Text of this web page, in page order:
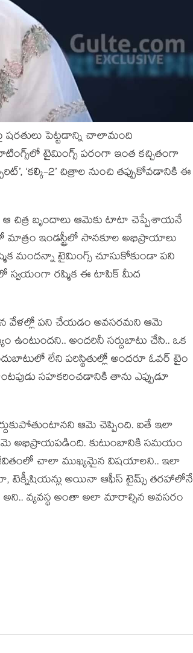
పెట్టడాన్ని చాలామంది
టైమింగ్స్ పరంగా ఇంత కచ్చితంగా
‘కల్కి-2’ చిత్రాల నుంచి తప్పుకోవడానికి ఈ
చిత్ర బృందాలు ఆమెకు టాటా చెప్పేశాయనే
ఇండస్ట్రీలో సానకూల అభిప్రాయాలు
మంద‌న్నా టైమింగ్స్ చూసుకోకుండా పని
స్వ‌యంగా రష్మిక ఈ టాపిక్ మీద
వేళల్లో పని చేయడం అవసరమని ఆమె
అందరినీ సర్దుబాటు చేసి.. ఒక
లేని పరిస్థితుల్లో అందరూ ఓవర్ టైం
సహకరించడానికి తాను ఎప్పుడూ
ఆమె చెప్పింది. ఐతే ఇలా
అభిప్రాయపడింది. కుటుంబానికి సమయం
జీవితంలో చాలా ముఖ్యమైన విషయాలని.. ఇలా
టెక్నీషియన్లు అయినా ఆఫీస్ టైమ్స్‌ తరహాలోనే
వ్యవస్థ అంతా అలా మారాల్సిన అవసరం